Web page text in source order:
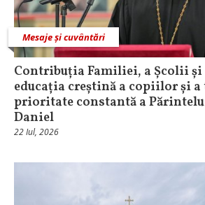
Mesaje și cuvântări
Contribuția Familiei, a Școlii
educația creștină a copiilor și
prioritate constantă a
Daniel
22 Iul, 2026